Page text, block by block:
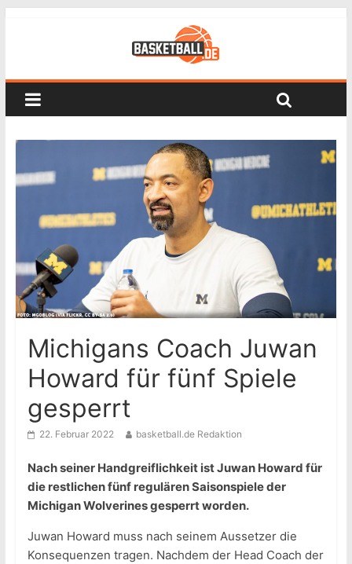
Michigans Coach Juwan
Howard für fünf Spiele
gesperrt
22. Februar 2022 basketball.de Redaktion
Nach seiner Handgreiflichkeit ist Juwan Howard für
die restlichen fünf regulären Saisonspiele der
Michigan Wolverines gesperrt worden.
Juwan Howard muss nach seinem Aussetzer die
Konsequenzen tragen. Nachdem der Head Coach der